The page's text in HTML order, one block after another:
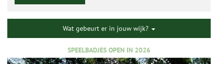
Wat gebeurt er in jouw wijk?
SPEELBADJES OPEN IN 2026